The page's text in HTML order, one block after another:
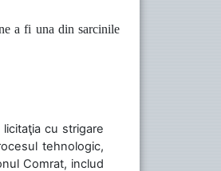
a fi una din sarcinile
cu strigare
tehnologic,
Comrat, includ